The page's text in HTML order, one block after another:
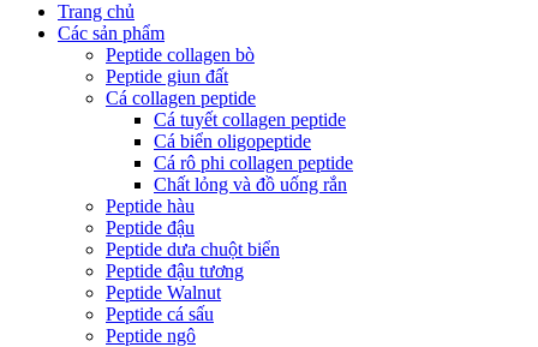
Trang chủ
Các sản phẩm
Peptide collagen bò
Peptide giun đất
Cá collagen peptide
Cá tuyết collagen peptide
Cá biển oligopeptide
Cá rô phi collagen peptide
Chất lỏng và đồ uống rắn
Peptide hàu
Peptide đậu
Peptide dưa chuột biển
Peptide đậu tương
Peptide Walnut
Peptide cá sấu
Peptide ngô